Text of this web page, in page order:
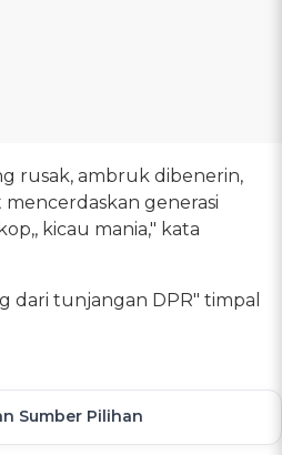
rusak, ambruk dibenerin,
generasi
kicau mania," kata
dari tunjangan DPR" timpal
Sumber Pilihan